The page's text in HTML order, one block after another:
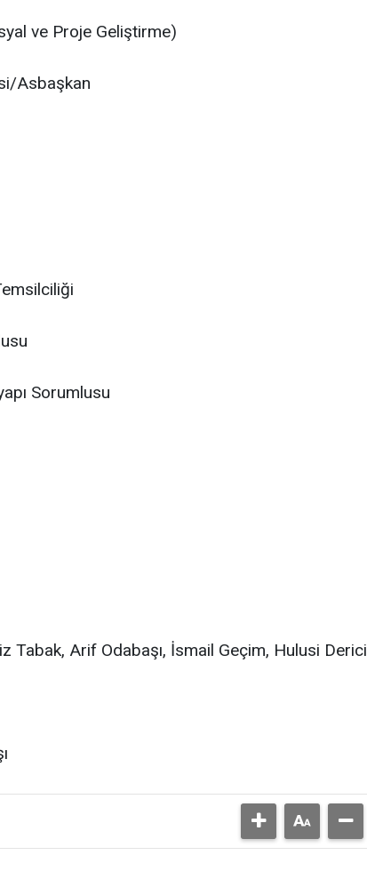
ve Proje Geliştirme)
Asbaşkan
Sorumlusu
Tabak, Arif Odabaşı, İsmail Geçim, Hulusi Derici